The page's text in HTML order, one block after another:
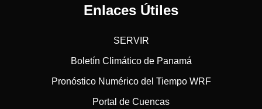
Enlaces Útiles
SERVIR
Boletín Climático de Panamá
Pronóstico Numérico del Tiempo WRF
Portal de Cuencas